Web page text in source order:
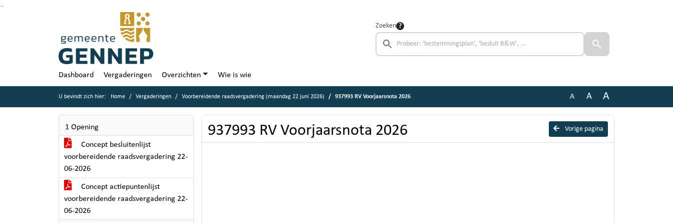
Zoeken
Dashboard Vergaderingen Overzichten Wie is wie
U bevindt zich hier: Home Vergaderingen Voorbereidende raadsvergadering (maandag 22 juni 2026) 937993 RV Voorjaarsnota 2026 A A A
1 Opening
Concept besluitenlijst
voorbereidende raadsvergadering 22-
06-2026
Concept actiepuntenlijst
voorbereidende raadsvergadering 22-
06-2026
Vorige pagina
937993 RV Voorjaarsnota 2026